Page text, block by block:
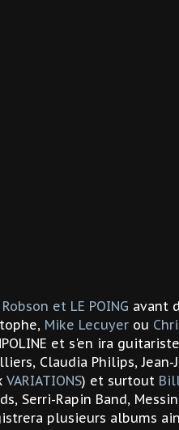
et LE POING avant
Mike Lecuyer ou
et s'en ira
Claudia Philips,
VARIATIONS) et surtout
Serri-Rapin Band,
plusieurs albums